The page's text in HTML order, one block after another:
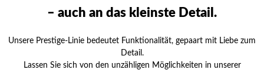
– auch an das kleinste Detail.
Unsere Prestige-Linie bedeutet Funktionalität, gepaart mit Liebe zum
Detail.
Lassen Sie sich von den unzähligen Möglichkeiten in unserer